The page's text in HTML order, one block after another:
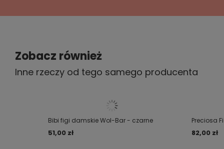
Zobacz również
Inne rzeczy od tego samego producenta
Bibi figi damskie Wol-Bar - czarne
51,00 zł
Preciosa
82,00 zł